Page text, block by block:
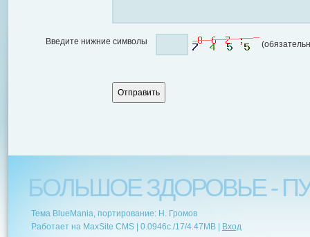
Введите нижние символы
БОЛЬШОЕ ЗДОРОВЬЕ -
Тема BlueMania, портирование: Н. Громов
Работает на MaxSite CMS | 0.0946c./17/4.47MB Вход